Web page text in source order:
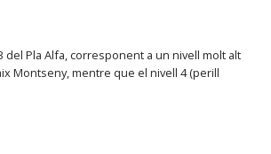
3 del Pla Alfa, corresponent a un nivell molt alt
Montseny, mentre que el nivell 4 (perill